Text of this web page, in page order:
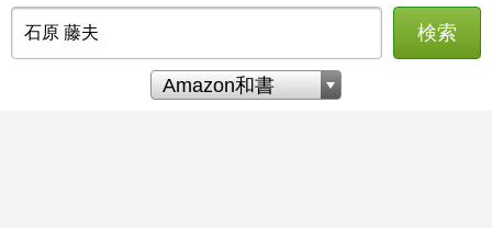
検索